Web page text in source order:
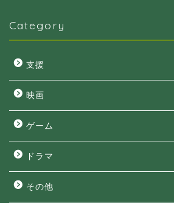
Category
支援
映画
ゲーム
ドラマ
その他